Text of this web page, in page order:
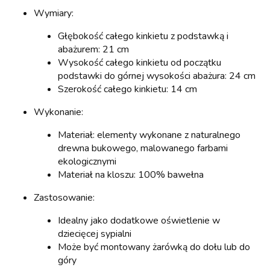
Wymiary:
Głębokość całego kinkietu z podstawką i
abażurem: 21 cm
Wysokość całego kinkietu od początku
podstawki do górnej wysokości abażura: 24 cm
Szerokość całego kinkietu: 14 cm
Wykonanie:
Materiał: elementy wykonane z naturalnego
drewna bukowego, malowanego farbami
ekologicznymi
Materiał na kloszu: 100% bawełna
Zastosowanie:
Idealny jako dodatkowe oświetlenie w
dziecięcej sypialni
Może być montowany żarówką do dołu lub do
góry